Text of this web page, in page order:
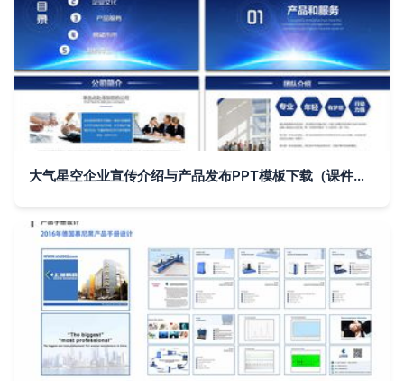
大气星空企业宣传介绍与产品发布PPT模板下载（课件编号 26952033）——商业计划与企业宣传的最佳搭档